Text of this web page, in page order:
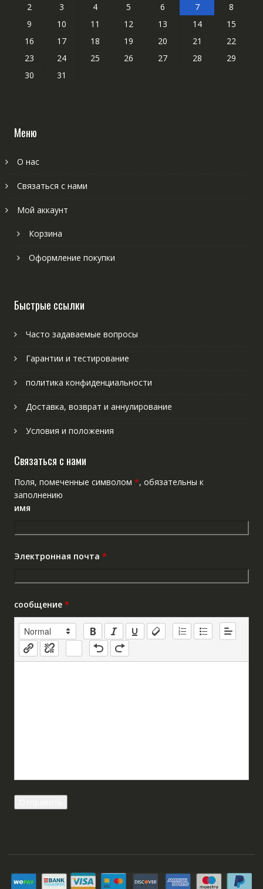
2
3 4 5 6 7
8
9
10 11 12 13 14
15
16
17 18 19 20 21
22
23
24 25 26 27 28
29
30
31
Меню
О нас
Связаться с нами
Мой аккаунт
Корзина
Оформление покупки
Быстрые ссылки
Часто задаваемые вопросы
Гарантии и тестирование
политика конфиденциальности
Доставка, возврат и аннулирование
Условия и положения
Связаться с нами
Поля, помеченные символом *, обязательны к
заполнению
имя
Электронная почта *
сообщение *